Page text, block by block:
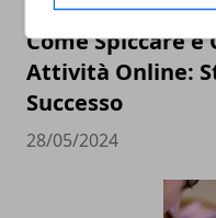
Come Spiccare e
Attività Online:
Successo
28/05/2024